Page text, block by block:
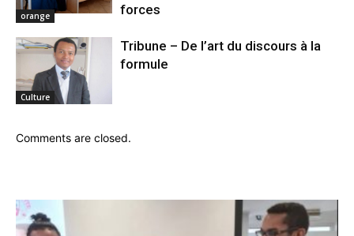
orange
forces
Culture
Tribune – De l’art du discours à la
formule
Comments are closed.